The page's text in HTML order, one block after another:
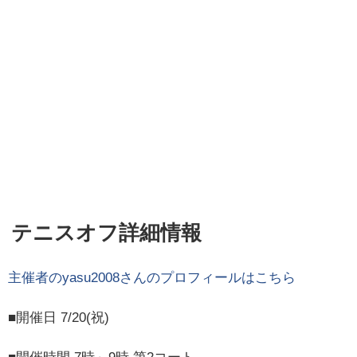
テニスオフ詳細情報
主催者のyasu2008さんのプロフィールはこちら
■開催日 7/20(祝)